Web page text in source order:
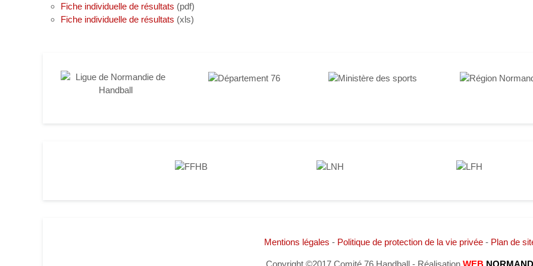
Fiche individuelle de résultats (pdf)
Fiche individuelle de résultats (xls)
Mentions légales - Politique de protection de la vie privée- Plan de
Copyright ©2017 Comité 76 Handball - Réalisation WEB NORMAND